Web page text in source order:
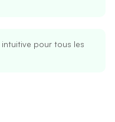
intuitive pour tous les